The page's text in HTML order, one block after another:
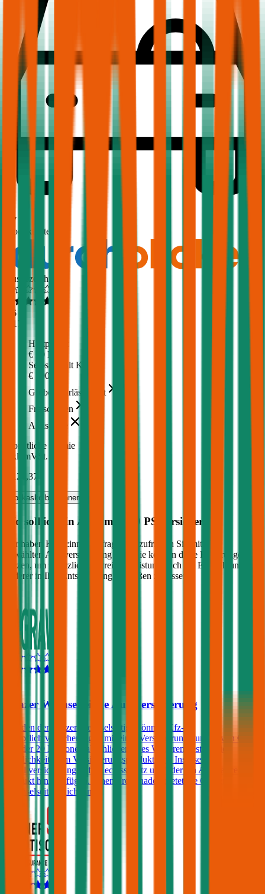
1,7
Produktnote
Ausgezeichnet
4,6
217
Haftpflicht
€ 20 Mio.
Selbstbehalt Kasko
€ 390
Grobe Fahrlässigkeit
Freischaden
Assistance
Monatliche Prämie
inkl. mVSt.
€ 126,37
Vollkasko berechnen
Wo soll ich ein Auto mit 109 PS versichern?
Wir haben Kund:innen befragt, wie zufrieden Sie mit ihrer
gewählten Autoversicherung sind. Sie können diese Erfahrungen
nutzen, um zusätzlich zu Preis & Leistung auch die Empfehlungen
anderer in Ihre Entscheidung einfließen zu lassen:
Grazer Wechselseitige Autoversicherung
Kunden der Grazer Wechselseitige können Kfz-
Haftpflichtversicherungen mit einer Versicherungssumme von € 10,
15 oder 20 Millionen abschließen. Des Weiteren besteht die
Möglichkeit, dem Versicherungsprodukt eine Insassen-
Unfallversicherung, Kfz-Rechtsschutz und/oder ein Assistance-
Produkt hinzuzufügen. Einen Freischaden bietet die Grazer
Wechselseitige nicht an.